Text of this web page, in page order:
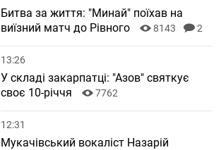
Битва за життя: "Минай" поїхав на
виїзний матч до Рівного
8143 2
13:26
У складі закарпатці: "Азов" святкує
своє 10-річчя
7762
12:31
Мукачівський вокаліст Назарій